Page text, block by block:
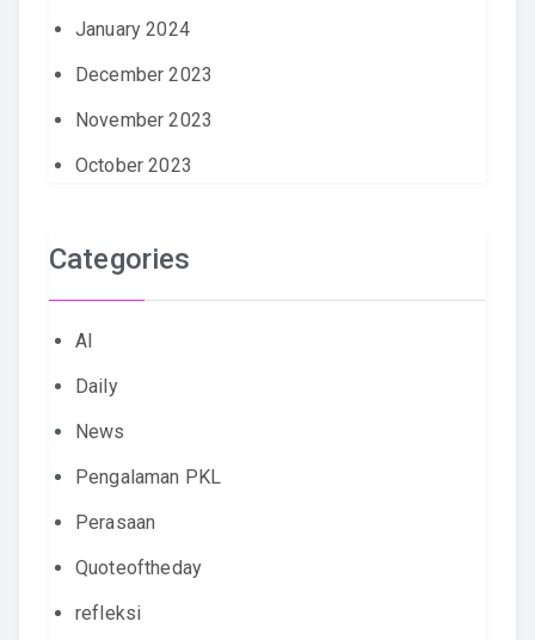
January 2024
December 2023
November 2023
October 2023
Categories
AI
Daily
News
Pengalaman PKL
Perasaan
Quoteoftheday
refleksi